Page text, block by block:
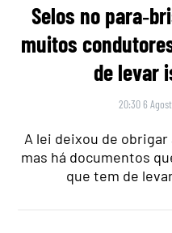
Selos no
muitos
de levar
20:30 6
A lei deixou de obrigar
mas há documentos
que tem de